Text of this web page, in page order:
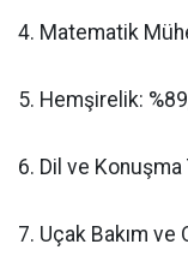
​4. Matematik
​5. Hemşirelik:
​6. Dil ve Konuşma
​7. Uçak Bakım ve